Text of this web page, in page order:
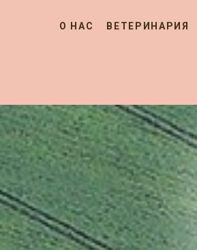
О НАС ВЕТЕРИНАРИЯ